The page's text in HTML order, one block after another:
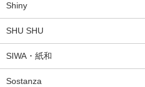
Shiny
SHU SHU
SIWA・紙和
Sostanza